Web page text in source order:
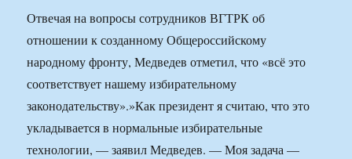
Отвечая на вопросы сотрудников ВГТРК об
отношении к созданному Общероссийскому
народному фронту, Медведев отметил, что «всё это
соответствует нашему избирательному
законодательству».»Как президент я считаю, что это
укладывается в нормальные избирательные
технологии, — заявил Медведев. — Моя задача —